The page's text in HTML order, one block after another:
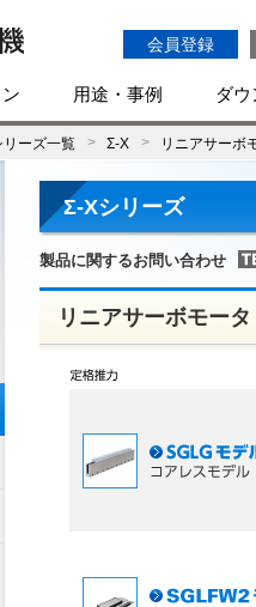
会員登録
用途・事例 ダウ
リーズ一覧 Σ-X リニアサーボ
Σ-Xシリーズ
製品に関するお問い合わせ
リニアサーボモータ